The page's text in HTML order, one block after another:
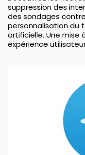
suppression des
des sondages
personnalisation du
artificielle. Une mise
expérience